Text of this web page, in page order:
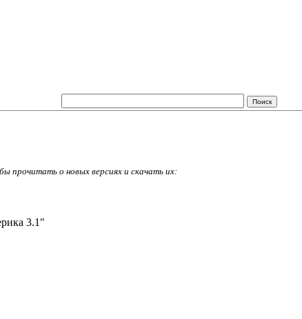
прочитать о новых версиях и скачать их:
3.1"